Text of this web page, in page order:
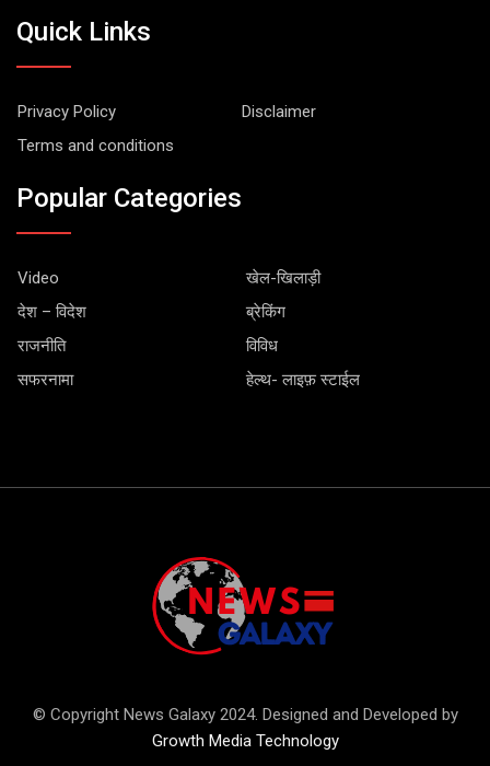
Quick Links
Privacy Policy
Disclaimer
Terms and conditions
Popular Categories
Video
खेल-खिलाड़ी
देश – विदेश
ब्रेकिंग
राजनीति
विविध
सफरनामा
हेल्थ- लाइफ़ स्टाईल
© Copyright News Galaxy 2024. Designed and Developed by
Growth Media Technology